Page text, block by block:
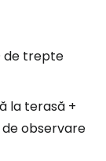
de trepte
la terasă +
observare